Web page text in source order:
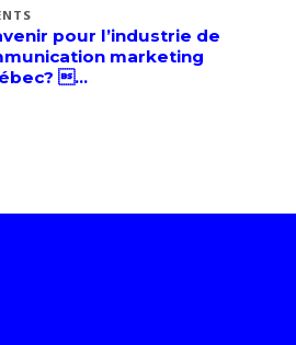
pour l’industrie de
marketing
...